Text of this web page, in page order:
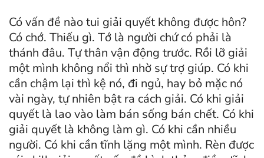
Có vấn đề nào tui giải quyết không được hôn?
Có chớ. Thiếu gì. Tớ là người chứ có phải là
thánh đâu. Tự thân vận động trước. Rồi lỡ giải
một mình không nổi thì nhờ sự trợ giúp. Có khi
cần chậm lại thì kệ nó, đi ngủ, hay bỏ mặc nó
vài ngày, tự nhiên bật ra cách giải. Có khi giải
quyết là lao vào làm bán sống bán chết. Có khi
giải quyết là không làm gì. Có khi cần nhiều
người. Có khi cần tĩnh lặng một mình. Rèn được